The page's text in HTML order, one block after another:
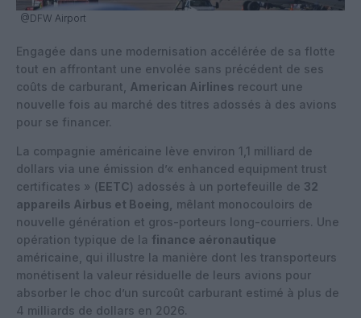
@DFW Airport
Engagée dans une modernisation accélérée de sa flotte
tout en affrontant une envolée sans précédent de ses
coûts de carburant,
American Airlines recourt une
nouvelle fois au marché des titres adossés à des avions
pour se financer.
La compagnie américaine lève environ 1,1 milliard de
dollars via une émission d’« enhanced equipment trust
certificates » (EETC) adossés à un portefeuille de 32
appareils Airbus et Boeing,
mêlant monocouloirs de
nouvelle génération et gros-porteurs long-courriers. Une
opération typique de la finance aéronautique
américaine, qui illustre la manière dont les transporteurs
monétisent la valeur résiduelle de leurs avions pour
absorber le choc d’un surcoût carburant estimé à plus de
4 milliards de dollars en 2026.